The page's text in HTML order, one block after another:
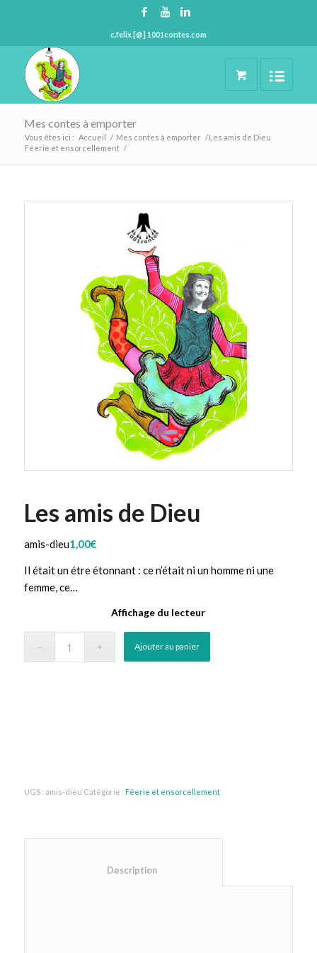
c.felix [@] 1001contes.com
Mes contes à emporter
Vous êtes ici : Accueil / Mes contes à emporter /
Féerie et ensorcellement /
Les amis de Dieu
Les amis de Dieu
amis-dieu1,00€
Il était un étre étonnant : ce n’était ni un homme ni une
femme, ce…
Affichage du lecteur
Ajouter au panier
UGS : amis-dieu Catégorie : Féerie et ensorcellement
						Description